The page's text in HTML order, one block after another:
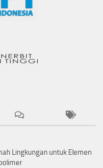
Lingkungan untuk Elemen